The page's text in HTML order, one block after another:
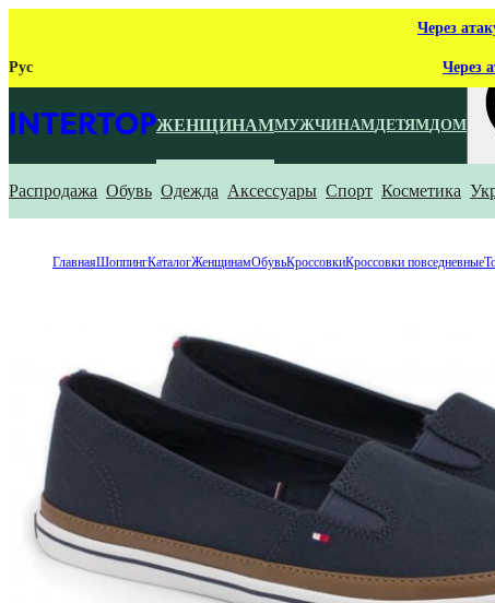
Через
Рус Через
ЖЕНЩИНАММУЖЧИНАМДЕТЯМДОМ
Распродажа Обувь Одежда Аксессуары Спорт Косметика
ГлавнаяШоппингКаталогЖенщинамОбувьКроссовкиКроссовки повседневные